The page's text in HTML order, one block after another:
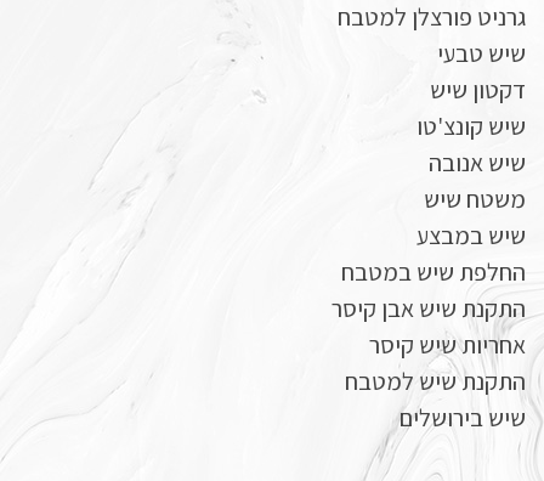
גרניט פורצלן למטבח
שיש טבעי
דקטון שיש
שיש קונצ'טו
שיש אנובה
משטח שיש
שיש במבצע
החלפת שיש במטבח
התקנת שיש אבן קיסר
אחריות שיש קיסר
התקנת שיש למטבח
שיש בירושלים